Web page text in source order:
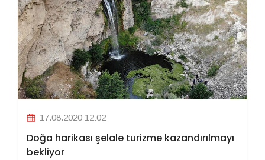
17.08.2020 12:02
Doğa harikası şelale turizme kazandırılmayı
bekliyor